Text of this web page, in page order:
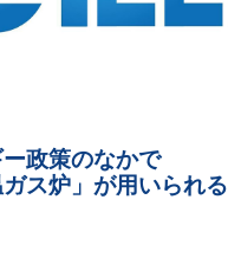
政策のなかで
ス炉」が用いられ